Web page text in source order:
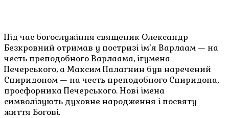
Під час богослужіння священик Олександр
Безкровний отримав у постризі ім’я Варлаам — на
честь преподобного Варлаама, ігумена
Печерського, а Максим Палагнин був наречений
Спиридоном — на честь преподобного Спиридона,
просфорника Печерського. Нові імена
символізують духовне народження і посвяту
життя Богові.